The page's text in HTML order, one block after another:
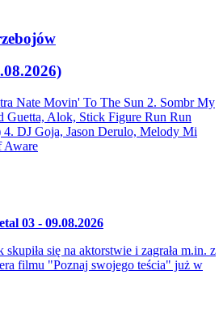
Nate Movin' To The Sun 2. Sombr My
Guetta, Alok, Stick Figure Run Run
4. DJ Goja, Jason Derulo, Melody Mi
Aware
03 - 09.08.2026
się na aktorstwie i zagrała m.in. z
filmu "Poznaj swojego teścia" już w